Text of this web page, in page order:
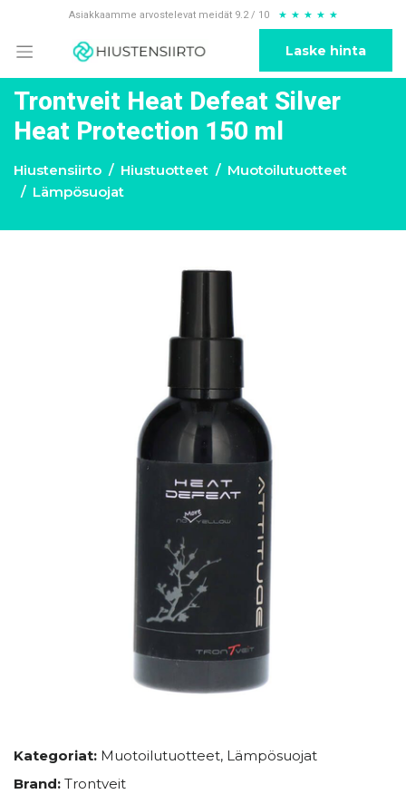
Asiakkaamme arvostelevat meidät 9.2 / 10 ★ ★ ★ ★ ★
Laske hinta
Trontveit Heat Defeat Silver
Heat Protection 150 ml
Hiustensiirto Hiustuotteet
Muotoilutuotteet
Lämpösuojat
Kategoriat: Muotoilutuotteet, Lämpösuojat
Brand: Trontveit